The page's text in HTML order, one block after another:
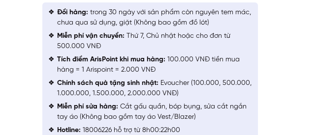
Đổi hàng: trong 30 ngày với sản phẩm còn nguyên tem mác,
chưa qua sử dụng, giặt (Không bao gồm đồ lót)
Miễn phí vận chuyển: Thứ 7, Chủ nhật hoặc cho đơn từ
500.000 VNĐ
Tích điểm ArisPoint khi mua hàng: 100.000 VNĐ tiền mua
hàng = 1 Arispoint = 2.000 VNĐ
Chính sách quà tặng sinh nhật: Evoucher (100.000, 500.000,
1.000.000, 1.500.000, 2.000.000 VNĐ)
Miễn phí sửa hàng: Cắt gấu quần, bóp bụng, sửa cắt ngắn
tay áo (Không bao gồm tay áo Vest/Blazer)
Hotline: 18006226 hỗ trợ từ 8h00:22h00